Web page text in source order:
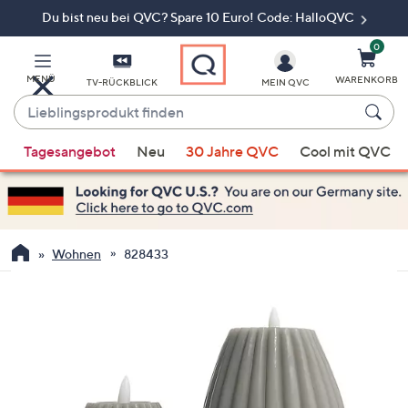
Du bist neu bei QVC? Spare 10 Euro! Code: HalloQVC
MENÜ TV-RÜCKBLICK
Lieblingsprodukt
finden
Vorschläge
verfügbar
sind,
verwenden
Sie
MEIN QVC
0
WARENKORB
Tagesangebot Neu 30 Jahre QVC Cool mit QVC
Wohnen 828433